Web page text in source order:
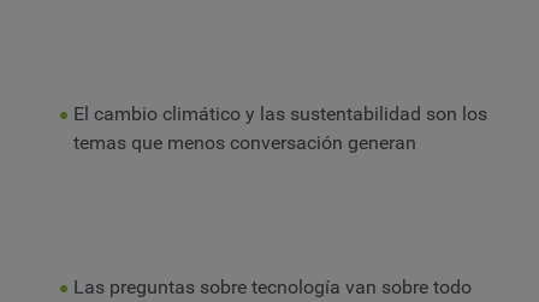
El cambio climático y las sustentabilidad son los
temas que menos conversación generan
Las preguntas sobre tecnología van sobre todo